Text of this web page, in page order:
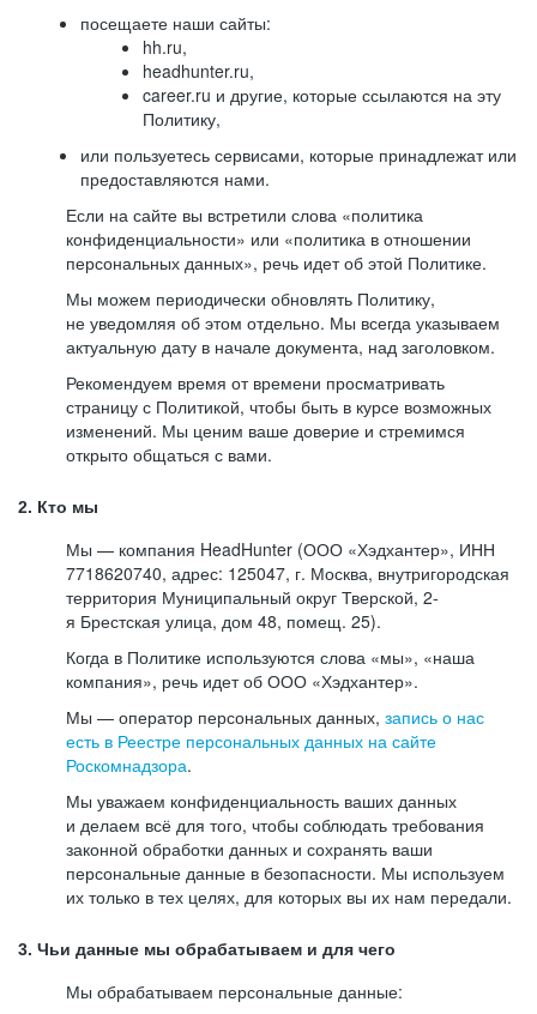
посещаете наши сайты:
hh.ru,
headhunter.ru,
career.ru и другие, которые ссылаются на эту
Политику,
или пользуетесь сервисами, которые принадлежат или
предоставляются нами.
Если на сайте вы встретили слова «политика
конфиденциальности» или «политика в отношении
персональных данных», речь идет об этой Политике.
Мы можем периодически обновлять Политику,
не уведомляя об этом отдельно. Мы всегда указываем
актуальную дату в начале документа, над заголовком.
Рекомендуем время от времени просматривать
страницу с Политикой, чтобы быть в курсе возможных
изменений. Мы ценим ваше доверие и стремимся
открыто общаться с вами.
2. Кто мы
Мы — компания HeadHunter (ООО «Хэдхантер», ИНН
7718620740, адрес: 125047, г. Москва, внутригородская
территория Муниципальный округ Тверской, 2-
я Брестская улица, дом 48, помещ. 25).
Когда в Политике используются слова «мы», «наша
компания», речь идет об ООО «Хэдхантер».
Мы — оператор персональных данных, запись о нас
есть в Реестре персональных данных на сайте
Роскомнадзора.
Мы уважаем конфиденциальность ваших данных
и делаем всё для того, чтобы соблюдать требования
законной обработки данных и сохранять ваши
персональные данные в безопасности. Мы используем
их только в тех целях, для которых вы их нам передали.
3. Чьи данные мы обрабатываем и для чего
Мы обрабатываем персональные данные: